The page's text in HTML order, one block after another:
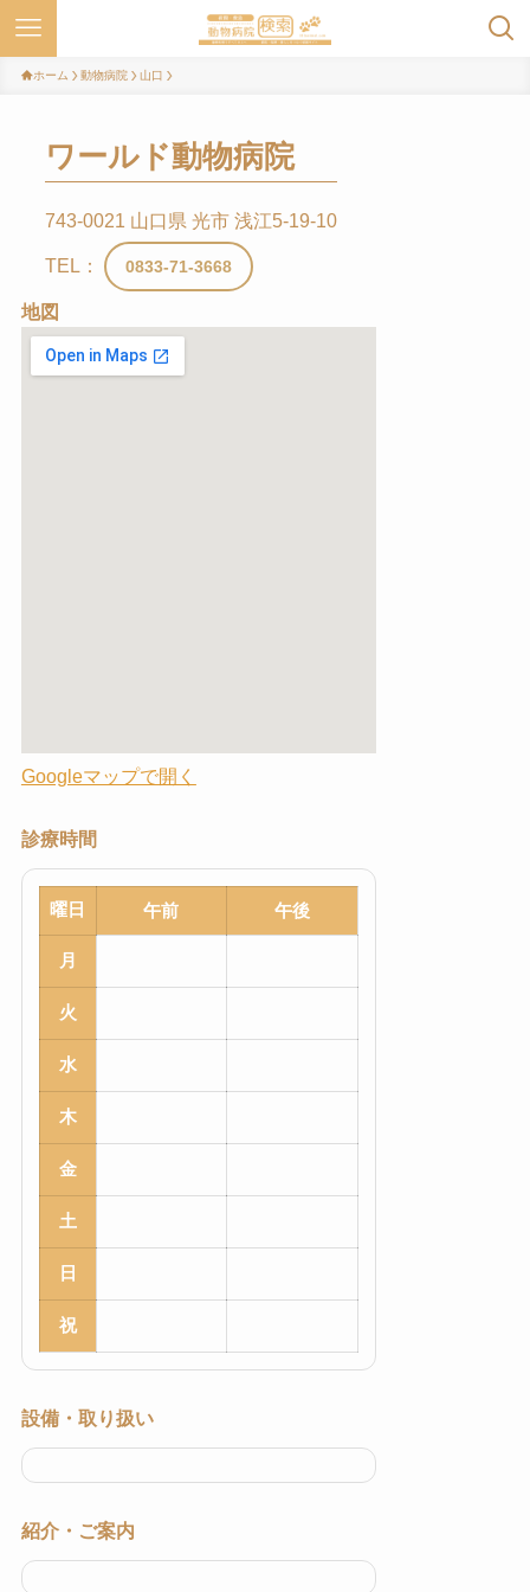
ホーム 動物病院 山口
ワールド動物病院
743-0021 山口県 光市 浅江5-19-10
TEL： 0833-71-3668
地図
Googleマップで開く
診療時間
曜日 午前 午後
月
火
水
木
金
土
日
祝
設備・取り扱い
紹介・ご案内